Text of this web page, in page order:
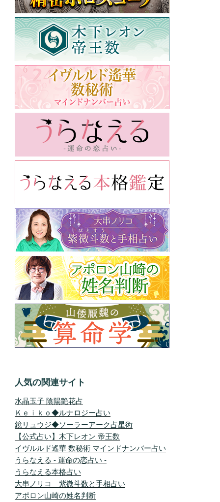
人気の関連サイト
水晶玉子 陰陽艶花占
Ｋｅｉｋｏ◆ルナロジー占い
鏡リュウジ◆ソーラーアーク占星術
【公式占い】木下レオン 帝王数
イヴルルド遙華 数秘術 マインドナンバー占い
うらなえる - 運命の恋占い -
うらなえる本格占い
大串ノリコ 紫微斗数と手相占い
アポロン山崎の姓名判断